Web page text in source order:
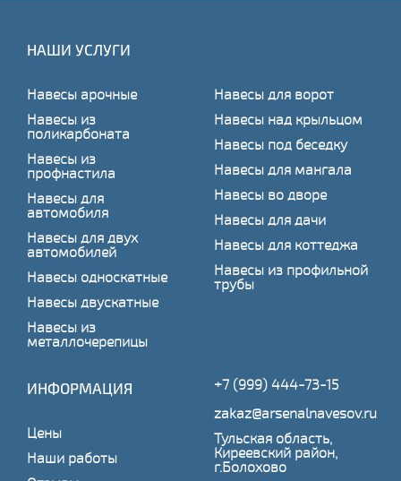
НАШИ УСЛУГИ
Навесы арочные
Навесы из
поликарбоната
Навесы из
профнастила
Навесы для
автомобиля
Навесы для двух
автомобилей
Навесы односкатные
Навесы двускатные
Навесы из
металлочерепицы
Навесы для ворот
Навесы над крыльцом
Навесы под беседку
Навесы для мангала
Навесы во дворе
Навесы для дачи
Навесы для коттеджа
Навесы из профильной
трубы
ИНФОРМАЦИЯ
Цены
Наши работы
+7 (999) 444-73-15
zakaz@arsenalnavesov.ru
Тульская область,
Киреевский район,
г.Болохово